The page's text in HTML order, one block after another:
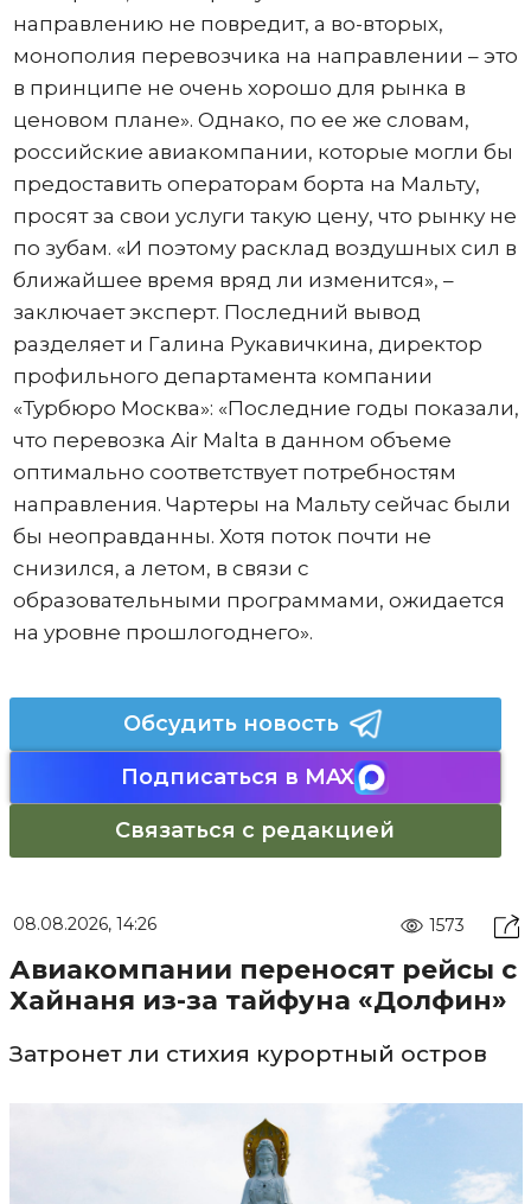
направлению не повредит, а во-вторых,
монополия перевозчика на направлении – это
в принципе не очень хорошо для рынка в
ценовом плане». Однако, по ее же словам,
российские авиакомпании, которые могли бы
предоставить операторам борта на Мальту,
просят за свои услуги такую цену, что рынку не
по зубам. «И поэтому расклад воздушных сил в
ближайшее время вряд ли изменится», –
заключает эксперт. Последний вывод
разделяет и Галина Рукавичкина, директор
профильного департамента компании
«Турбюро Москва»: «Последние годы показали,
что перевозка Air Malta в данном объеме
оптимально соответствует потребностям
направления. Чартеры на Мальту сейчас были
бы неоправданны. Хотя поток почти не
снизился, а летом, в связи с
образовательными программами, ожидается
на уровне прошлогоднего».
Обсудить новость
Подписаться в MAX
Связаться с редакцией
08.08.2026, 14:26 1573
Авиакомпании переносят рейсы с
Хайнаня из-за тайфуна «Долфин»
Затронет ли стихия курортный остров